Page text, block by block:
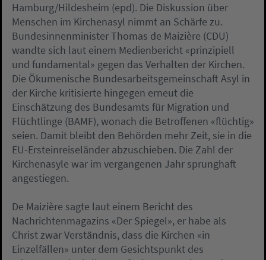
Hamburg/Hildesheim (epd). Die Diskussion über
Menschen im Kirchenasyl nimmt an Schärfe zu.
Bundesinnenminister Thomas de Maizière (CDU)
wandte sich laut einem Medienbericht «prinzipiell
und fundamental» gegen das Verhalten der Kirchen.
Die Ökumenische Bundesarbeitsgemeinschaft Asyl in
der Kirche kritisierte hingegen erneut die
Einschätzung des Bundesamts für Migration und
Flüchtlinge (BAMF), wonach die Betroffenen «flüchtig»
seien. Damit bleibt den Behörden mehr Zeit, sie in die
EU-Ersteinreiseländer abzuschieben. Die Zahl der
Kirchenasyle war im vergangenen Jahr sprunghaft
angestiegen.
De Maizière sagte laut einem Bericht des
Nachrichtenmagazins «Der Spiegel», er habe als
Christ zwar Verständnis, dass die Kirchen «in
Einzelfällen» unter dem Gesichtspunkt des